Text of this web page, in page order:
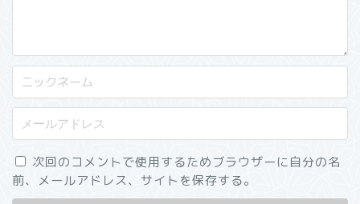
次回のコメントで使用するためブラウザーに自分の名
前、メールアドレス、サイトを保存する。